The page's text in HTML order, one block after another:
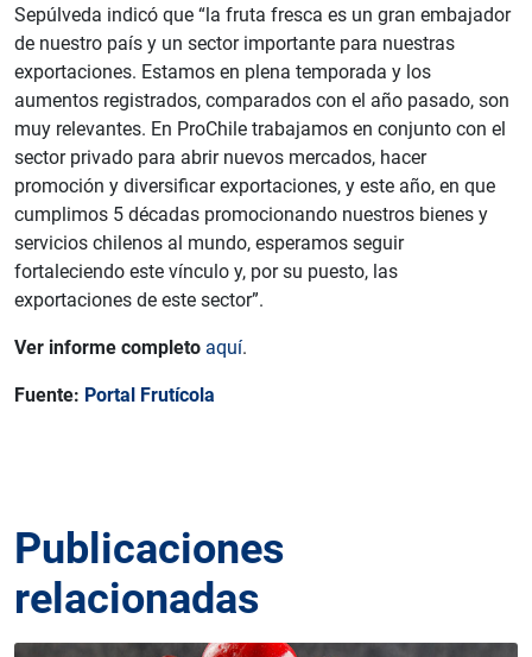
Sepúlveda indicó que “la fruta fresca es un gran embajador
de nuestro país y un sector importante para nuestras
exportaciones. Estamos en plena temporada y los
aumentos registrados, comparados con el año pasado, son
muy relevantes. En ProChile trabajamos en conjunto con el
sector privado para abrir nuevos mercados, hacer
promoción y diversificar exportaciones, y este año, en que
cumplimos 5 décadas promocionando nuestros bienes y
servicios chilenos al mundo, esperamos seguir
fortaleciendo este vínculo y, por su puesto, las
exportaciones de este sector”.
Ver informe completo aquí.
Fuente: Portal Frutícola
Publicaciones
relacionadas